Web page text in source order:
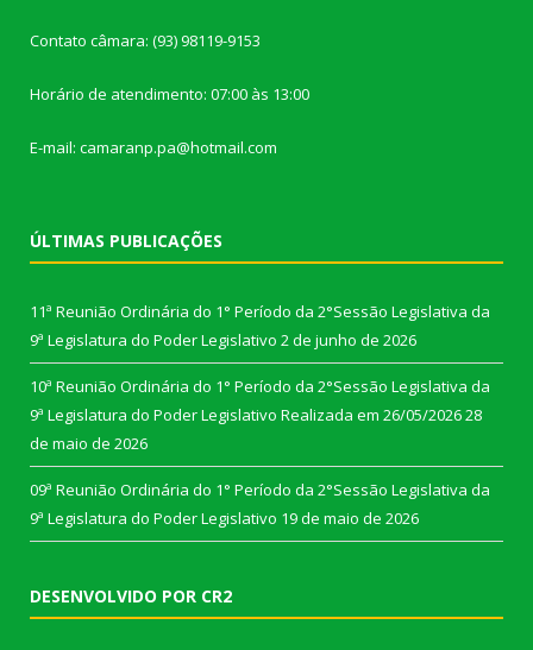
Contato câmara: (93) 98119-9153
Horário de atendimento: 07:00 às 13:00
E-mail: camaranp.pa@hotmail.com
ÚLTIMAS PUBLICAÇÕES
11ª Reunião Ordinária do 1° Período da 2°Sessão Legislativa da
9ª Legislatura do Poder Legislativo 2 de junho de 2026
10ª Reunião Ordinária do 1° Período da 2°Sessão Legislativa da
9ª Legislatura do Poder Legislativo Realizada em 26/05/202628
de maio de 2026
09ª Reunião Ordinária do 1° Período da 2°Sessão Legislativa da
9ª Legislatura do Poder Legislativo 19 de maio de 2026
DESENVOLVIDO POR CR2